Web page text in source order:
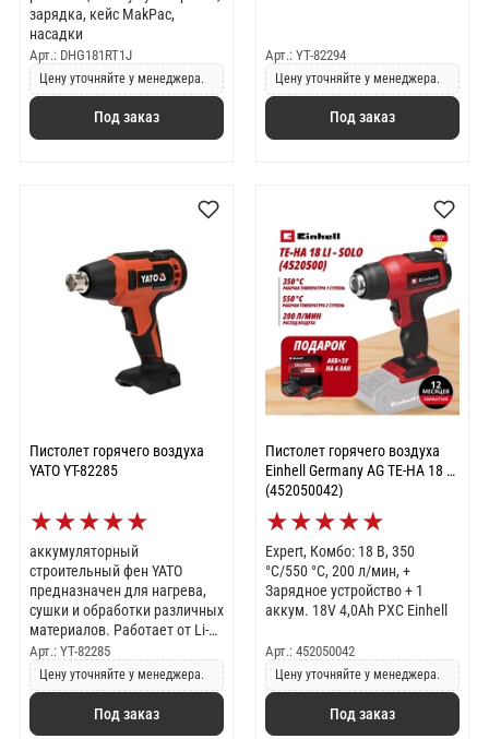
зарядка, кейс MakPac,
насадки
Арт.: DHG181RT1J
Цену уточняйте у менеджера.
Под заказ
Арт.: YT-82294
Цену уточняйте у менеджера.
Под заказ
Пистолет горячего воздуха
YATO YT-82285
★★★★★
аккумуляторный
строительный фен YATO
предназначен для нагрева,
сушки и обработки различных
материалов. Работает от Li-
Ion аккумулятора 18 В,
развивает температуру до
550 °C и обеспечивает поток
воздуха до 100 л/мин. Вес
0,7кг.
Арт.: YT-82285
Цену уточняйте у менеджера.
Под заказ
Пистолет горячего воздуха
Einhell Germany AG TE-HA 18 Li
(452050042)
★★★★★
Expert, Комбо: 18 В, 350
°C/550 °C, 200 л/мин, +
Зарядное устройство + 1
аккум. 18V 4,0Ah PXC Einhell
Арт.: 452050042
Цену уточняйте у менеджера.
Под заказ